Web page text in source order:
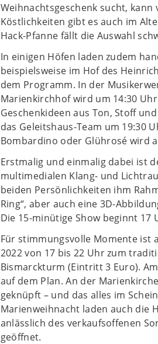
Weihnachtsgeschenk sucht, kann
Köstlichkeiten gibt es auch im
Hack-Pfanne fällt die Auswahl
In einigen Höfen laden zudem
beispielsweise im Hof des
dem Programm. In der
Marienkirchhof wird um 14:30
Geschenkideen aus Ton, Stoff
das Geleitshaus-Team um 19:30
Bombardino oder Glührosé wird
Erstmalig und einmalig dabei ist
multimedialen Klang- und
beiden Persönlichkeiten ihm
Ring“, aber auch eine 3D-
Die 15-minütige Show beginnt
Für stimmungsvolle Momente ist
2022 von 17 bis 22 Uhr zum
Bismarckturm (Eintritt 3 Euro).
auf dem Plan. An der
geknüpft – und das alles im
Marienweihnacht laden auch die
anlässlich des verkaufsoffenen
geöffnet.